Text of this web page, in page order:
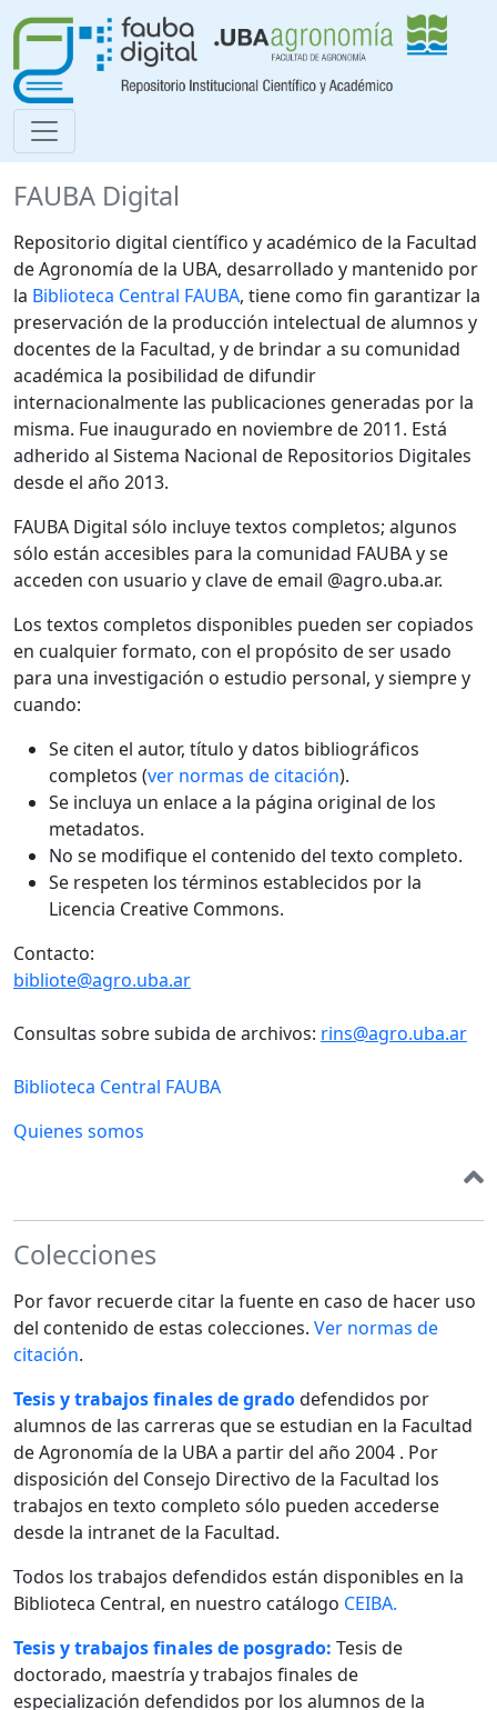
FAUBA Digital
Repositorio digital científico y académico de la Facultad
de Agronomía de la UBA, desarrollado y mantenido por
la Biblioteca Central FAUBA, tiene como fin garantizar la
preservación de la producción intelectual de alumnos y
docentes de la Facultad, y de brindar a su comunidad
académica la posibilidad de difundir
internacionalmente las publicaciones generadas por la
misma. Fue inaugurado en noviembre de 2011. Está
adherido al Sistema Nacional de Repositorios Digitales
desde el año 2013.
FAUBA Digital sólo incluye textos completos; algunos
sólo están accesibles para la comunidad FAUBA y se
acceden con usuario y clave de email @agro.uba.ar.
Los textos completos disponibles pueden ser copiados
en cualquier formato, con el propósito de ser usado
para una investigación o estudio personal, y siempre y
cuando:
Se citen el autor, título y datos bibliográficos
completos (ver normas de citación).
Se incluya un enlace a la página original de los
metadatos.
No se modifique el contenido del texto completo.
Se respeten los términos establecidos por la
Licencia Creative Commons.
Contacto:
bibliote@agro.uba.ar
Consultas sobre subida de archivos: rins@agro.uba.ar
Biblioteca Central FAUBA
Quienes somos
Colecciones
Por favor recuerde citar la fuente en caso de hacer uso
del contenido de estas colecciones. Ver normas de
citación.
Tesis y trabajos finales de gradodefendidos por
alumnos de las carreras que se estudian en la Facultad
de Agronomía de la UBA a partir del año 2004 . Por
disposición del Consejo Directivo de la Facultad los
trabajos en texto completo sólo pueden accederse
desde la intranet de la Facultad.
Todos los trabajos defendidos están disponibles en la
Biblioteca Central, en nuestro catálogo CEIBA.
Tesis y trabajos finales de posgrado: Tesis de
doctorado, maestría y trabajos finales de
especialización defendidos por los alumnos de la